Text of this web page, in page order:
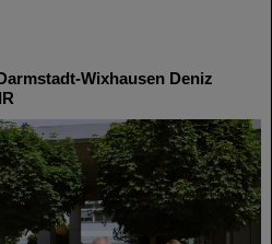
Wixhausen Deniz